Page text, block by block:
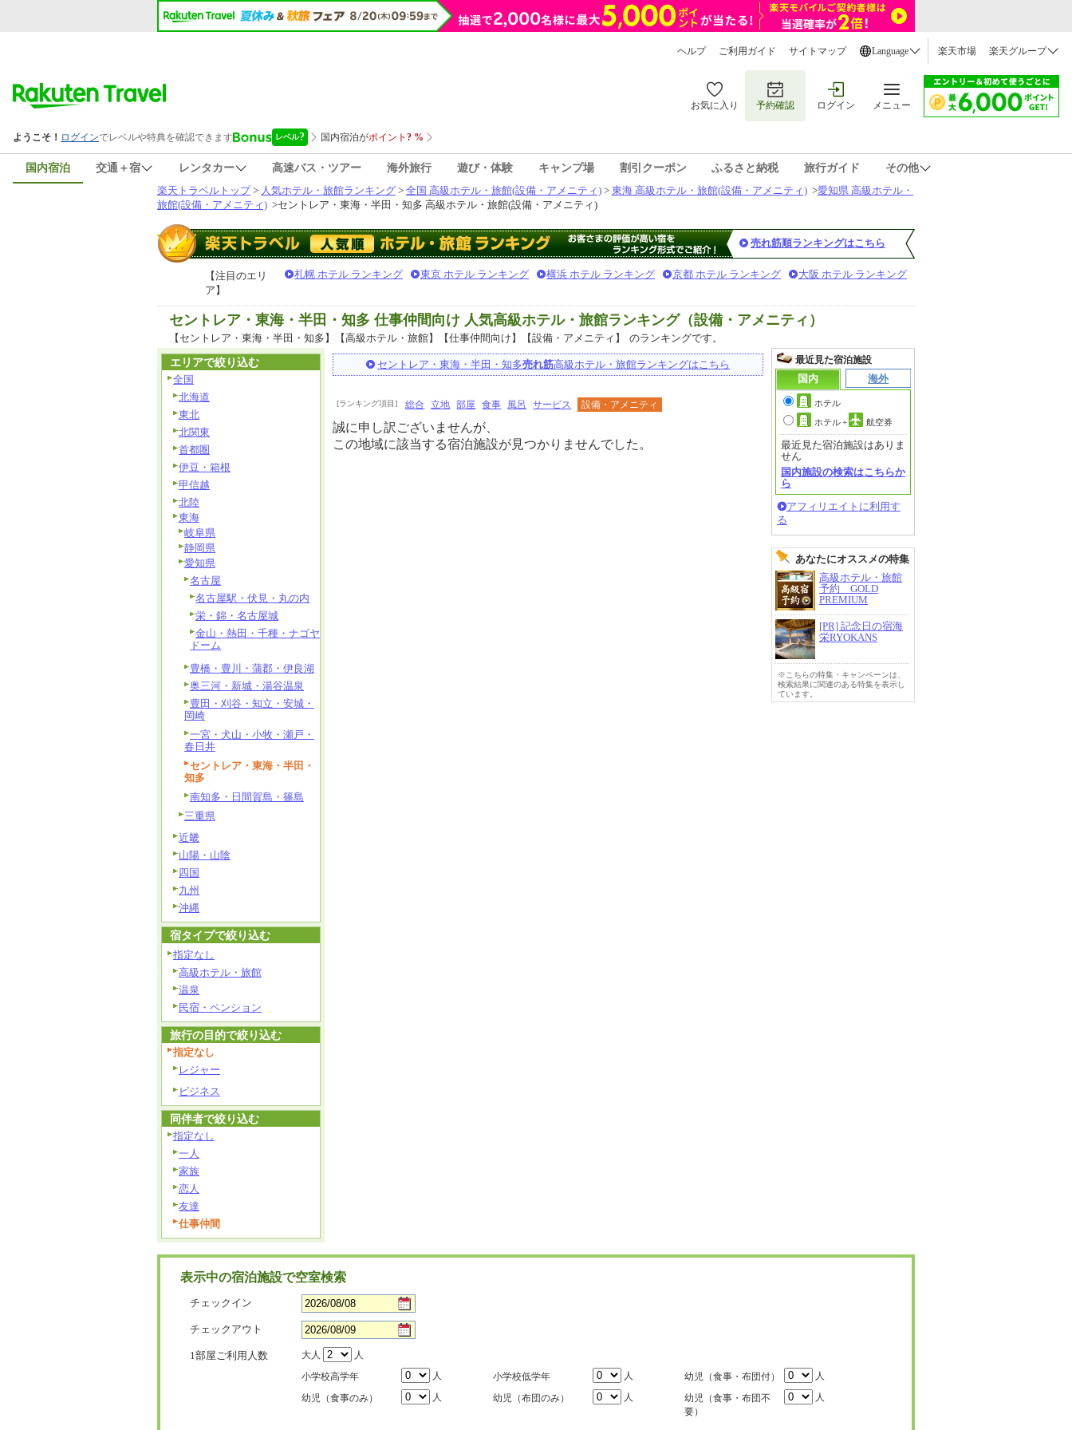
ヘルプ ご利用ガイド サイトマップ Language 楽天市場 楽天グループ
お気に入り 予約確認 ログイン メニュー
国内宿泊 交通＋宿 レンタカー 高速バス・ツアー 海外旅行 遊び・体験 キャンプ場 割引クーポン ふるさと納税 旅行ガイド
その他
楽天トラベルトップ> 人気ホテル・旅館ランキング > 全国 高級ホテル・旅館(設備・アメニティ) > 東海 高級ホテル・旅館(設備・アメニティ) >愛知県 高級ホテル・
旅館(設備・アメニティ) >セントレア・東海・半田・知多 高級ホテル・旅館(設備・アメニティ)
売れ筋順ランキングはこちら
【注目のエリ
ア】
札幌 ホテル ランキング 東京 ホテル ランキング 横浜 ホテル ランキング 京都 ホテル ランキング 大阪 ホテル ランキング
セントレア・東海・半田・知多 仕事仲間向け 人気高級ホテル・旅館ランキング（設備・アメニティ）
【セントレア・東海・半田・知多】【高級ホテル・旅館】【仕事仲間向け】【設備・アメニティ】 のランキングです。
セントレア・東海・半田・知多売れ筋高級ホテル・旅館ランキングはこちら
[ランキング項目] 総合 立地 部屋 食事 風呂 サービス 設備・アメニティ
誠に申し訳ございませんが、
この地域に該当する宿泊施設が見つかりませんでした。
最近見た宿泊施設
国内
海外
ホテル
ホテル+ 航空券
最近見た宿泊施設はありま
せん
国内施設の検索はこちらか
ら
アフィリエイトに利用す
る
あなたにオススメの特集
高級ホテル・旅館
予約 GOLD
PREMIUM
[PR] 記念日の宿海
栄RYOKANS
※こちらの特集・キャンペーンは、
検索結果に関連のある特集を表示し
ています。
エリアで絞り込む
全国
北海道
東北
北関東
首都圏
伊豆・箱根
甲信越
北陸
東海
岐阜県
静岡県
愛知県
名古屋
名古屋駅・伏見・丸の内
栄・錦・名古屋城
金山・熱田・千種・ナゴヤ
ドーム
豊橋・豊川・蒲郡・伊良湖
奥三河・新城・湯谷温泉
豊田・刈谷・知立・安城・
岡崎
一宮・犬山・小牧・瀬戸・
春日井
セントレア・東海・半田・
知多
南知多・日間賀島・篠島
三重県
近畿
山陽・山陰
四国
九州
沖縄
宿タイプで絞り込む
指定なし
高級ホテル・旅館
温泉
民宿・ペンション
旅行の目的で絞り込む
指定なし
レジャー
ビジネス
同伴者で絞り込む
指定なし
一人
家族
恋人
友達
仕事仲間
表示中の宿泊施設で空室検索
チェックイン
チェックアウト
1部屋ご利用人数 大人
人
小学校高学年
人 小学校低学年 人 幼児（食事・布団付）
人
幼児（食事のみ）
人 幼児（布団のみ） 人
幼児（食事・布団不
要）
人